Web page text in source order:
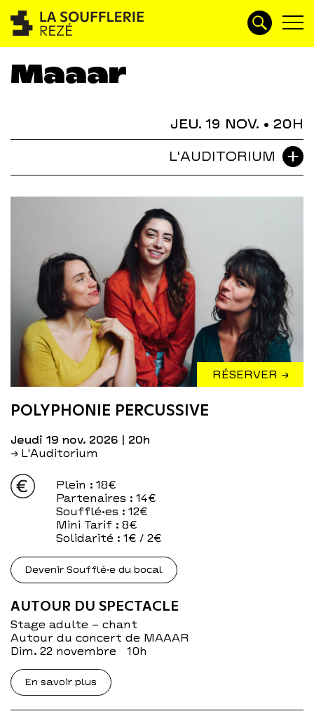
Maaar
JEU. 19 NOV. • 20H
L'AUDITORIUM
RÉSERVER →
POLYPHONIE PERCUSSIVE
jeudi 19 nov. 2026 | 20h
→ L'Auditorium
Plein : 18€
Partenaires : 14€
Soufflé·es : 12€
Mini Tarif : 8€
Solidarité : 1€ / 2€
Devenir Soufflé·e du bocal
AUTOUR DU SPECTACLE
Stage adulte – chant
Autour du concert de MAAAR
dim. 22 novembre 10h
En savoir plus